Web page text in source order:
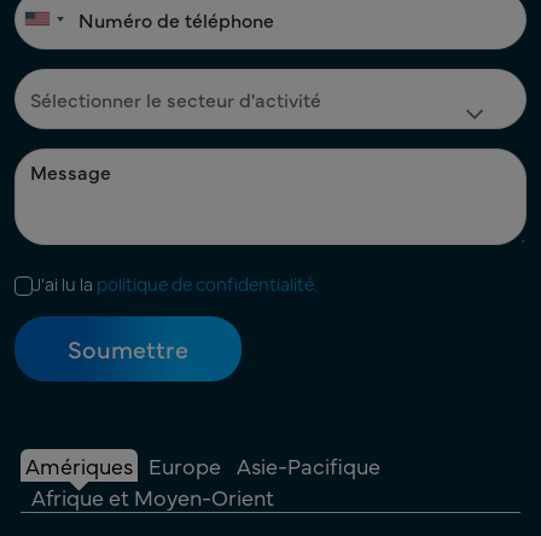
J'ai lu la politique de confidentialité.
Amériques Europe Asie-Pacifique
Afrique et Moyen-Orient